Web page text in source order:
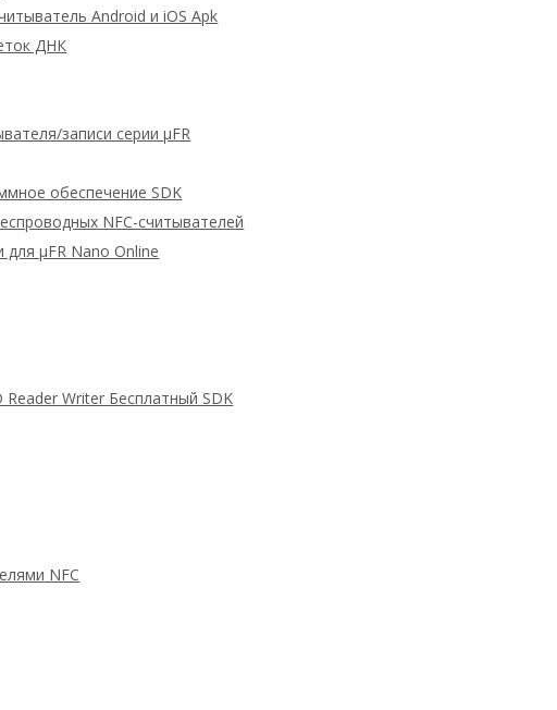
Android и iOS Apk
ДНК
записи серии μFR
обеспечение SDK
NFC-считывателей
μFR Nano Online
Writer Бесплатный SDK
NFC